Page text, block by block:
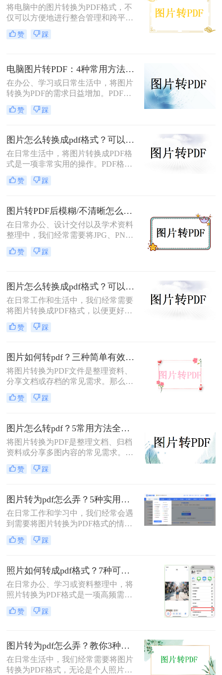
将电脑中的图片转换为PDF格式，不
仅可以方便地进行整合管理和跨平台
查看，还能有效保护图片的原始质量
和隐私信息。那么电脑图片转为pdf怎
片到PDF的转换。
赞 踩
电脑图片转PDF：4种常用方法按Windows和Mac系统分别推荐！
在办公、学习或日常生活中，将图片
转换为PDF的需求日益增加。PDF格
式因其跨平台兼容性、可编辑性和安
全性，成为文档分享和存储的首选。
作系统自带工具、专业软件及在线服
务，帮助您高效完成图片到PDF的转
换。
赞 踩
图片怎么转换成pdf格式？可以尝试这三种方法！
在日常生活中，将图片转换成PDF格
式是一项非常实用的操作。PDF格式
因其跨平台兼容性、格式固定性和易
于分享打印等特点，被广泛应用于各
怎么转换成pdf格式呢？本文将介绍三
种将图片转换成PDF格式的方法。
赞 踩
图片转PDF后模糊/不清晰怎么办？三种有效方法帮你解决！
在日常办公、设计交付以及学术资料
整理中，我们经常需要将JPG、PNG
等格式的图片合并转换为PDF文档。
然而，许多用户都遇到过这样一个令
变得模糊、边缘出现锯齿，甚至无法
进行高质量的打印。面对图片转PDF
后模糊/不清晰怎么办这一难题，很多
赞 踩
图片怎么转换成pdf格式？可以试试这4个转换方法！
在日常工作和生活中，我们经常需要
将图片转换成PDF格式，以便更好地
分享、保存或打印。那么图片怎么转
换成pdf格式呢？本文将介绍四种将图
赞 踩
图片如何转pdf？三种简单有效的方法分享！
将图片转换为PDF文件是整理资料、
分享文档或存档的常见需求。那么图
片如何转pdf呢？本文将介绍三种简单
有效的方法，助您快速完成转换。
赞 踩
图片怎么转pdf？5常用方法全攻略！
将图片转换为PDF是整理文档、归档
资料或分享多图内容的常见需求。那
么图片怎么转pdf呢？本文系统梳理5
类主流方法，助你快速实现图片转
赞 踩
图片转为pdf怎么弄？5种实用转换方法详解！
在日常工作和学习中，我们经常会遇
到需要将图片转换为PDF格式的情
况。无论是整理证件照片、制作电子
相册，还是将扫描的文档统一格式，
掌握的基本技能。PDF格式具有跨平
台兼容性好、文件体积相对较小、易
于分享等优点，因此成为文档处理的
首选格式。本文将详细介绍5种实用
的图片转PDF方法，帮助您快速解决
转换需求。
赞 踩
照片如何转成pdf格式？7种可靠方法详解！
在日常办公、学习或资料整理中，将
照片转换为PDF格式是一项高频需
求。无论是扫描的合同、手写笔记，
还是拍摄的证件、课件，统一的PDF
择高效、安全且无需付费的方法？本
文将基于实际使用经验，为您梳理7
种照片如何转成PDF格式的实用方
赞 踩
图片转为pdf怎么弄？教你3种常用转换方法！
在日常生活中，我们经常需要将图片
转换为PDF格式，无论是个人照片管